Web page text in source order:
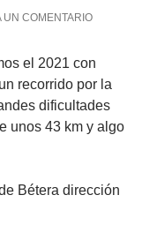
UN COMENTARIO
el 2021 con
recorrido por la
dificultades
unos 43 km y algo
Bétera dirección